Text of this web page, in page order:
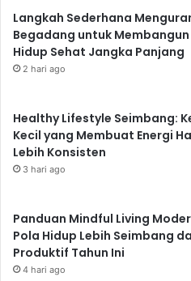
sukai dan yang membuat
Kesimpulan:
Perubahan
Menjalani pola hidup sehat
sebuah perjalanan, bukan
dengan langkah kecil dan
dan konsistensi, Anda akan
untuk kesehatan fisik dan
perubahan kecil yang
menghasilkan perubahan
Jadi, mulailah dari sekarang
menuju hidup yang lebih
Langkah Sederhana
Begadang untuk Membangun
Hidup Sehat Jangka Panjang
2 hari ago
Healthy Lifestyle Seimbang:
Kecil yang Membuat Energi
Lebih Konsisten
3 hari ago
Panduan Mindful Living
Pola Hidup Lebih Seimbang
Produktif Tahun Ini
4 hari ago